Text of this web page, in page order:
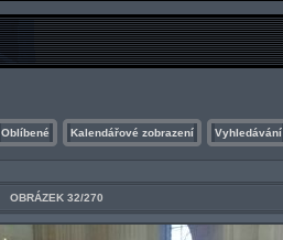
Oblíbené Kalendářové zobrazení Vyhledávání
OBRÁZEK 32/270